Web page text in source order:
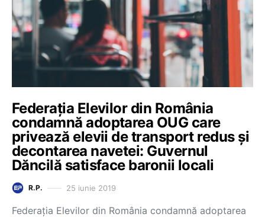
Federația Elevilor din România
condamnă adoptarea OUG care
privează elevii de transport redus și
decontarea navetei: Guvernul
Dăncilă satisface baronii locali
R.P. 25 iunie 2019
Federația Elevilor din România condamnă adoptarea